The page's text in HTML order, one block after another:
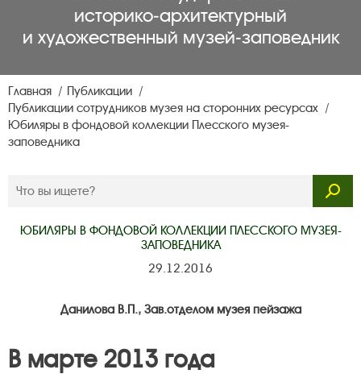
историко‑архитектурный
и художественный музей‑заповедник
Главная
Публикации
Публикации сотрудников музея на сторонних ресурсах
Юбиляры в фондовой коллекции Плесского музея-
заповедника
ЮБИЛЯРЫ В ФОНДОВОЙ КОЛЛЕКЦИИ ПЛЕССКОГО МУЗЕЯ-
ЗАПОВЕДНИКА
29.12.2016
Данилова В.П., Зав.отделом музея пейзажа
В марте 2013 года